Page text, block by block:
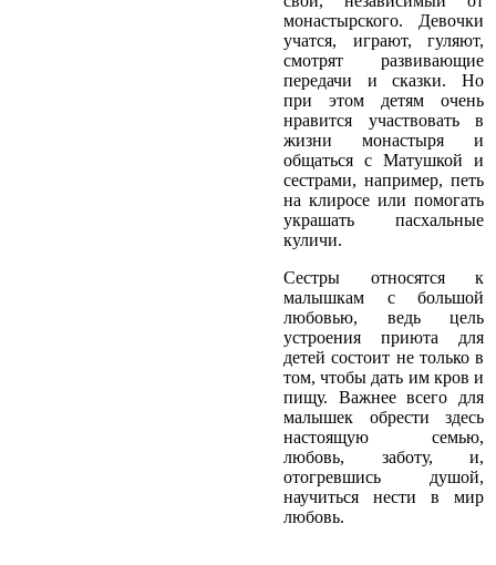
монастырского. Девочки
учатся, играют, гуляют,
смотрят развивающие
передачи и сказки. Но
при этом детям очень
нравится участвовать в
жизни монастыря и
общаться с Матушкой и
сестрами, например, петь
на клиросе или помогать
украшать пасхальные
куличи.
Сестры относятся к
малышкам с большой
любовью, ведь цель
устроения приюта для
детей состоит не только в
том, чтобы дать им кров и
пищу. Важнее всего для
малышек обрести здесь
настоящую семью,
любовь, заботу, и,
отогревшись душой,
научиться нести в мир
любовь.